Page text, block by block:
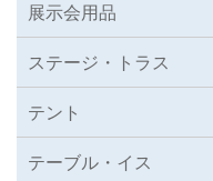
展示会用品
ステージ・トラス
テント
テーブル・イス